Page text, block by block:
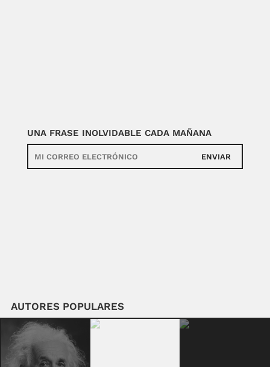
UNA FRASE INOLVIDABLE CADA MAÑANA
ENVIAR
AUTORES POPULARES